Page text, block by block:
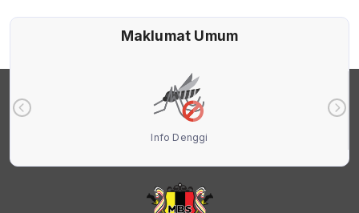
Maklumat Umum
Info Denggi